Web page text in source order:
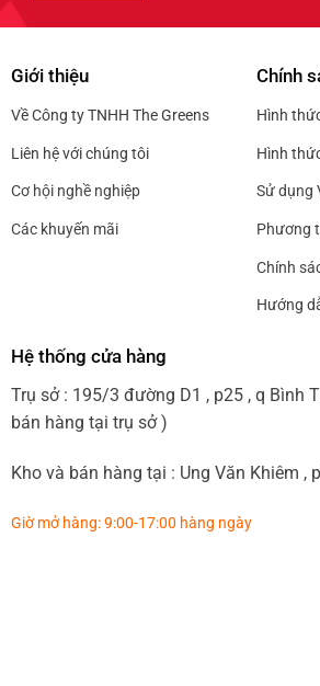
Giới thiệu
Về Công ty TNHH The Greens
Liên hệ với chúng tôi
Cơ hội nghề nghiệp
Các khuyến mãi
Chính
Hình
Hình
Sử dụng
Phương
Chính
Hướng
Hệ thống cửa hàng
Trụ sở : 195/3 đường D1 , p25 , q Bình
bán hàng tại trụ sở )
Kho và bán hàng tại : Ung Văn Khiêm ,
Giờ mở hàng: 9:00-17:00 hàng ngày